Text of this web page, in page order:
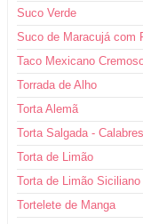
Suco Verde
Suco de Maracujá com
Taco Mexicano
Torrada de Alho
Torta Alemã
Torta Salgada -
Torta de Limão
Torta de Limão Siciliano
Tortelete de Manga